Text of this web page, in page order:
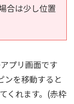
合は少し位置
プリ画面です
ンを移動すると
くれます。(赤枠